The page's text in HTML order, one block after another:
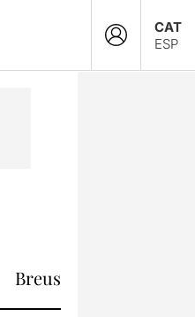
CAT
ESP
Breus